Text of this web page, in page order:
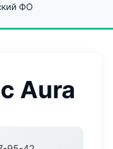
ФО
Aura